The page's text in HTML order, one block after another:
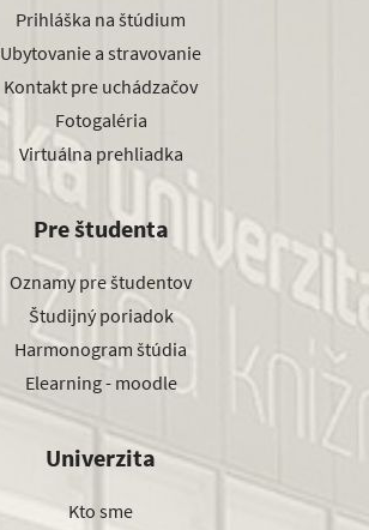
Prihláška na štúdium
Ubytovanie a stravovanie
Kontakt pre uchádzačov
Fotogaléria
Virtuálna prehliadka
Pre študenta
Oznamy pre študentov
Študijný poriadok
Harmonogram štúdia
Elearning - moodle
Univerzita
Kto sme